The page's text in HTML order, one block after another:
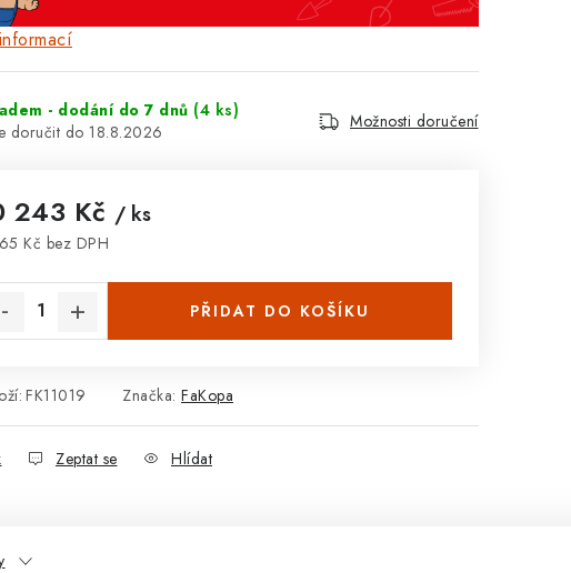
- dodání do 7 dnů (4 ks)
18.8.2026
Možnosti doručení
243 Kč / ks
Kč bez DPH
PŘIDAT DO KOŠÍKU
FK11019 Značka: FaKopa
Zeptat se Hlídat